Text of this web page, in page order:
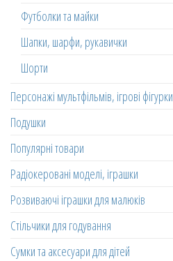
Футболки та майки
Шапки, шарфи, рукавички
Шорти
Персонажі мультфільмів, ігрові фігурки
Подушки
Популярні товари
Радіокеровані моделі, іграшки
Розвиваючі іграшки для малюків
Стільчики для годування
Сумки та аксесуари для дітей